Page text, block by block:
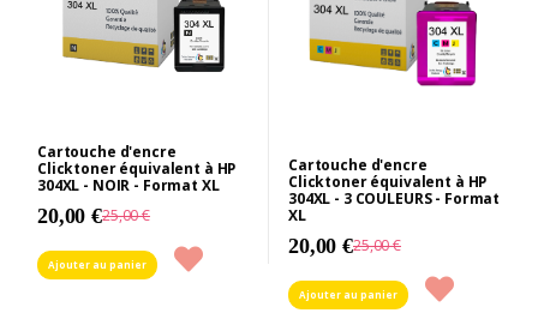
Cartouche d'encre
Clicktoner équivalent à HP
304XL - NOIR - Format XL
20,00 €25,00 €
Ajouter au panier
Cartouche d'encre
Clicktoner équivalent à HP
304XL - 3 COULEURS - Format
XL
20,00 €25,00 €
Ajouter au panier